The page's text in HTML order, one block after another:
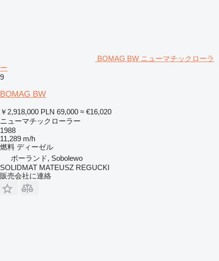
BOMAG BW ニューマチックローラ
ー
9
BOMAG BW
￥2,918,000 PLN 69,000 ≈ €16,020
ニューマチックローラー
1988
11,289 m/h
燃料 ディーゼル
ポーランド, Sobolewo
SOLIDMAT MATEUSZ REGUCKI
販売会社に連絡